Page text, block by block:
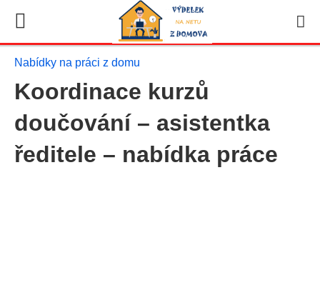
Nabídky na práci z domu
Koordinace kurzů
doučování – asistentka
ředitele – nabídka práce